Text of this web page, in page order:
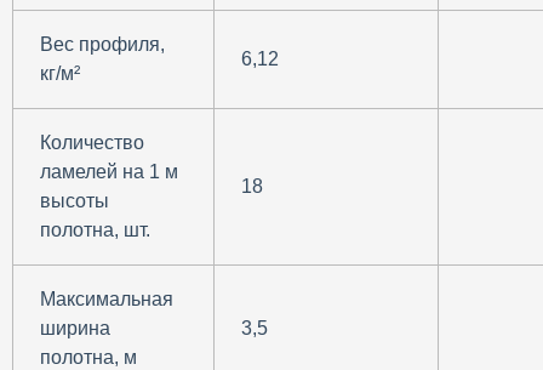
Вес профиля,
кг/м²
6,12
Количество
ламелей на 1 м
высоты
полотна, шт.
18
Максимальная
ширина
полотна, м
3,5